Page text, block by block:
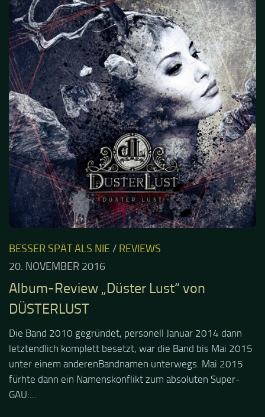
BESSER SPÄT ALS NIE / REVIEWS
20. NOVEMBER 2016
Album-Review „Düster Lust“ von
DÜSTERLUST
Die Band 2010 gegründet, personell Januar 2014 dann
letztendlich komplett besetzt, war die Band bis Mai 2015
unter einem anderenBandnamen unterwegs. Mai 2015
fürhte dann ein Namenskonflikt zum absoluten Super-
GAU:...